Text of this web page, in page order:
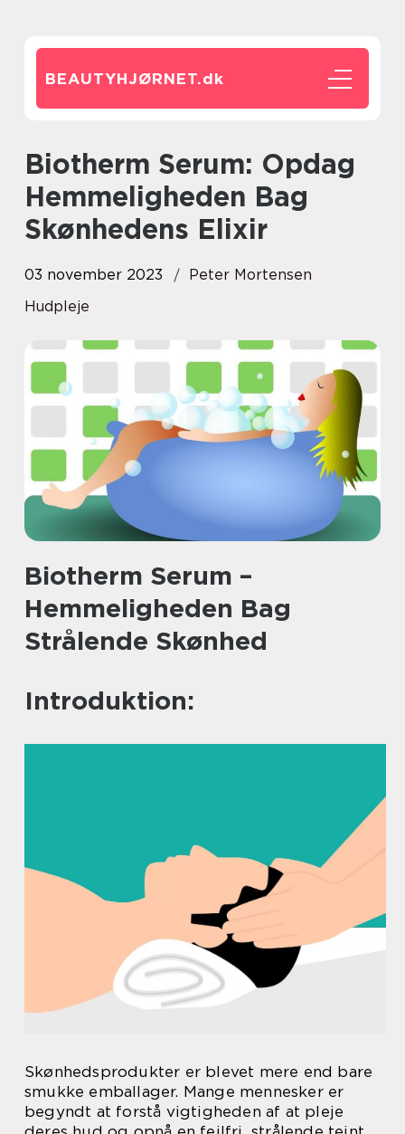
BEAUTYHJØRNET.dk
Biotherm Serum: Opdag
Hemmeligheden Bag
Skønhedens Elixir
03 november 2023
Peter Mortensen
Hudpleje
Biotherm Serum –
Hemmeligheden Bag
Strålende Skønhed
Introduktion:
Skønhedsprodukter er blevet mere end bare
smukke emballager. Mange mennesker er
begyndt at forstå vigtigheden af at pleje